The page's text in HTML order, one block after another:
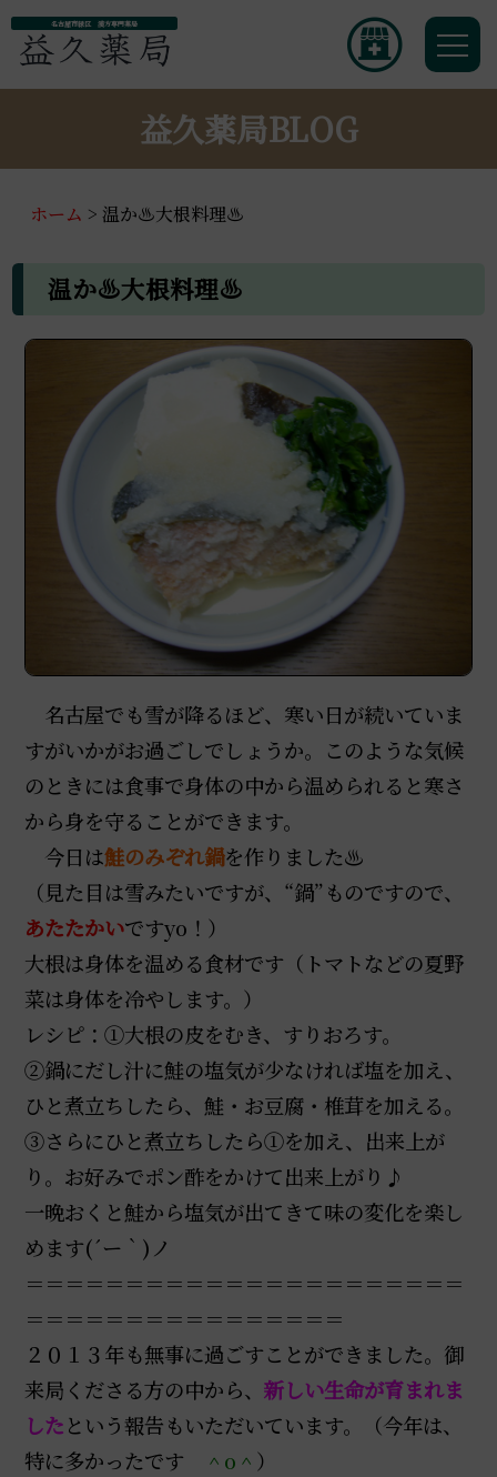
名古屋市緑区 漢方専門薬局
益久薬局BLOG
ホーム >温か♨大根料理♨
温か♨大根料理♨
名古屋でも雪が降るほど、寒い日が続いていま
すがいかがお過ごしでしょうか。このような気候
のときには食事で身体の中から温められると寒さ
から身を守ることができます。
今日は鮭のみぞれ鍋を作りました♨
（見た目は雪みたいですが、“鍋”ものですので、
あたたかいですyo！）
大根は身体を温める食材です（トマトなどの夏野
菜は身体を冷やします。）
レシピ：①大根の皮をむき、すりおろす。
②鍋にだし汁に鮭の塩気が少なければ塩を加え、
ひと煮立ちしたら、鮭・お豆腐・椎茸を加える。
③さらにひと煮立ちしたら①を加え、出来上が
り。お好みでポン酢をかけて出来上がり♪
一晩おくと鮭から塩気が出てきて味の変化を楽し
めます(´ー｀)ノ
＝＝＝＝＝＝＝＝＝＝＝＝＝＝＝＝＝＝＝＝＝＝
＝＝＝＝＝＝＝＝＝＝＝＝＝＝＝＝
２０１３年も無事に過ごすことができました。御
来局くださる方の中から、 新しい生命が育まれま
したという報告もいただいています。（今年は、
特に多かったです
＾o＾ ）